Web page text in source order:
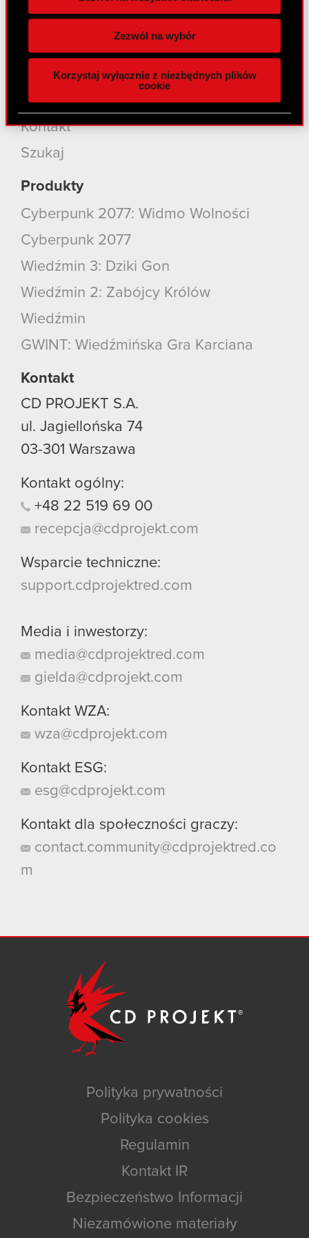
funkcje społecznościowe i analizować ruch w
naszej witrynie. Informacje o tym, jak korzystasz
z naszej witryny, udostępniamy partnerom
społecznościowym, reklamowym i analitycznym.
Partnerzy mogą połączyć te informacje z innymi
danymi otrzymanymi od Ciebie lub uzyskanymi
korzystanie z naszej witryny, zgadasz się na
Zezwól na wybór
Korzystaj wyłącznie z niezbędnych plików
cookie
Inwestorzy
Zrównoważony rozwój
Media
Kariera
Kontakt
Szukaj
Produkty
Cyberpunk 2077: Widmo Wolności
Cyberpunk 2077
Wiedźmin 3: Dziki Gon
Wiedźmin 2: Zabójcy Królów
Wiedźmin
GWINT: Wiedźmińska Gra Karciana
Kontakt
CD PROJEKT S.A.
ul. Jagiellońska 74
03-301 Warszawa
Kontakt ogólny:
+48 22 519 69 00
recepcja@cdprojekt.com
Wsparcie techniczne:
support.cdprojektred.com
Media i inwestorzy:
media@cdprojektred.com
gielda@cdprojekt.com
Kontakt WZA:
wza@cdprojekt.com
Kontakt ESG:
esg@cdprojekt.com
Kontakt dla społeczności graczy:
contact.community@cdprojektred.co
m
Polityka prywatności
Polityka cookies
Regulamin
Kontakt IR
Bezpieczeństwo Informacji
Niezamówione materiały